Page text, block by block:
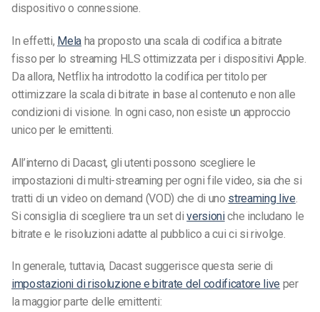
dispositivo o connessione.
In effetti, Melaha proposto una scala di codifica a bitrate
fisso per lo streaming HLS ottimizzata per i dispositivi Apple.
Da allora, Netflix ha introdotto la codifica per titolo per
ottimizzare la scala di bitrate in base al contenuto e non alle
condizioni di visione. In ogni caso, non esiste un approccio
unico per le emittenti.
All’interno di Dacast, gli utenti possono scegliere le
impostazioni di multi-streaming per ogni file video, sia che si
tratti di un video on demand (VOD) che di uno streaming live
Si consiglia di scegliere tra un set diversioniche includano le
bitrate e le risoluzioni adatte al pubblico a cui ci si rivolge.
In generale, tuttavia, Dacast suggerisce questa serie di
impostazioni di risoluzione e bitrate del codificatore live per
la maggior parte delle emittenti: